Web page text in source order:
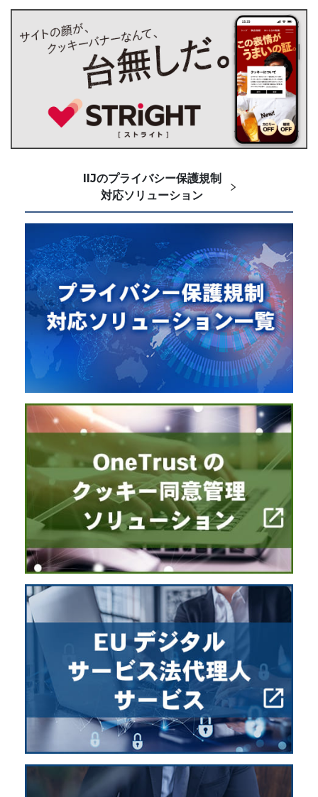
IIJのプライバシー保護規制
対応ソリューション